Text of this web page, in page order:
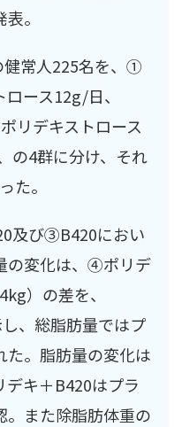
。
健常人225名を、①
ース12g/日、
リデキストロース
の4群に分け、それ
た。
及び③B420におい
の変化は、④ポリデ
）の差を、
、総脂肪量ではプ
た。脂肪量の変化は
キ＋B420はプラ
。また除脂肪体重の